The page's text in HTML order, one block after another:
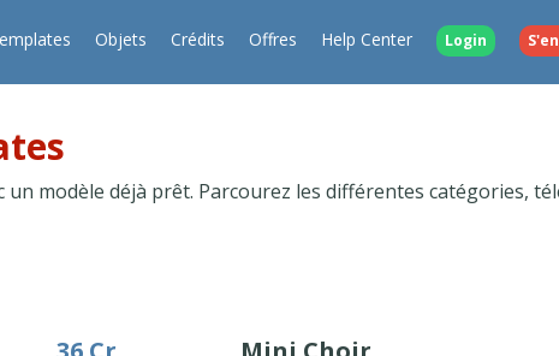
Objets Crédits Offres Help Center Login
un modèle déjà prêt. Parcourez les différentes catégories,